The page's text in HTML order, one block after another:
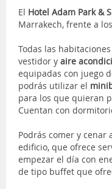
El Hotel Adam Park &
Marrakech, frente a los
Todas las
vestidor y aire
equipadas con juego
podrás utilizar el
para los que quieran
Cuentan con
Podrás comer y cenar
edificio, que ofrece
empezar el día con
de tipo buffet que